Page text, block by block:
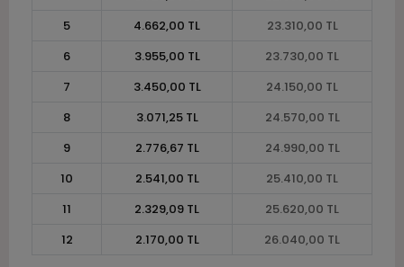
5
4.662,00 TL
23.310,00 TL
6
3.955,00 TL
23.730,00 TL
7
3.450,00 TL
24.150,00 TL
8
3.071,25 TL
24.570,00 TL
9
2.776,67 TL
24.990,00 TL
10
2.541,00 TL
25.410,00 TL
11
2.329,09 TL
25.620,00 TL
12
2.170,00 TL 26.040,00 TL